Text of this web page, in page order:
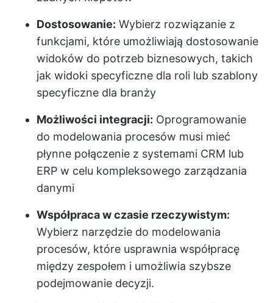
Dostosowanie: Wybierz rozwiązanie z
funkcjami, które umożliwiają dostosowanie
widoków do potrzeb biznesowych, takich
jak widoki specyficzne dla roli lub szablony
specyficzne dla branży
Możliwości integracji: Oprogramowanie
do modelowania procesów musi mieć
płynne połączenie z systemami CRM lub
ERP w celu kompleksowego zarządzania
danymi
Współpraca w czasie rzeczywistym:
Wybierz narzędzie do modelowania
procesów, które usprawnia współpracę
między zespołem i umożliwia szybsze
podejmowanie decyzji.